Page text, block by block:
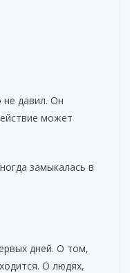
не давил. Он
может
замыкалась в
дней. О том,
О людях,